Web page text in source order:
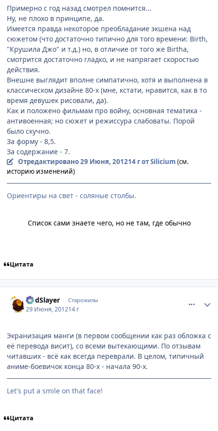
Примерно с год назад смотрел помнится...
Ну, не плохо в принципе, да.
Имеется правда некоторое преобладание экшена над
сюжетом (что достаточно типично для того времени: Birth,
"Крушила Джо" и т.д.) но, в отличие от того же Birthа,
смотрится достаточно гладко, и не напрягает скоростью
действия.
Внешне выглядит вполне симпатично, хотя и выполнена в
классическом дизайне 80-х (мне, кстати, нравится, как в то
время девушек рисовали, да).
Как и положено фильмам про войну, основная тематика -
антивоенная; но сюжет и режиссура слабоваты. Порой
было скучно.
За форму - 8,5.
За содержание - 7.
Отредактировано29 Июня, 201214 гот Silicium (см.
историю изменений)
Ориентиры на свет - соляные столбы.
Список сами знаете чего, но не там, где обычно
Цитата
GodSlayer Старожилы
29 Июня, 201214 г
Экранизация манги (в первом сообщении как раз обложка с
её перевода висит), со всеми вытекающими. По отзывам
читавших - всё как всегда переврали. В целом, типичный
аниме-боевичок конца 80-х - начала 90-х.
Let's put a smile on that face!
Цитата